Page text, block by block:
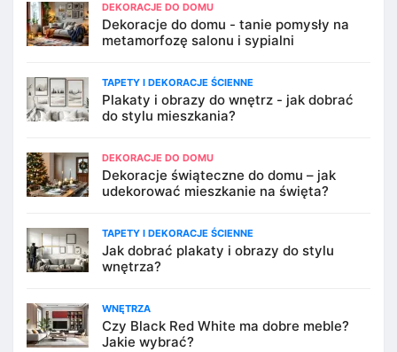
DEKORACJE DO DOMU
Dekoracje do domu - tanie pomysły na
metamorfozę salonu i sypialni
TAPETY I DEKORACJE ŚCIENNE
Plakaty i obrazy do wnętrz - jak dobrać
do stylu mieszkania?
DEKORACJE DO DOMU
Dekoracje świąteczne do domu – jak
udekorować mieszkanie na święta?
TAPETY I DEKORACJE ŚCIENNE
Jak dobrać plakaty i obrazy do stylu
wnętrza?
WNĘTRZA
Czy Black Red White ma dobre meble?
Jakie wybrać?